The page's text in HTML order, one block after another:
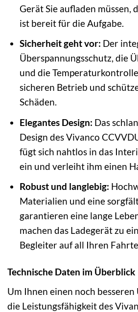
Gerät Sie aufladen müssen,
ist bereit für die Aufgabe.
Sicherheit geht vor: Der
Überspannungsschutz, die
und die
sicheren Betrieb und
Schäden.
Elegantes Design: Das
Design des Vivanco
fügt sich nahtlos in das
ein und verleiht ihm einen
Robust und langlebig:
Materialien und eine
garantieren eine lange
machen das Ladegerät zu
Begleiter auf all Ihren
Technische Daten im Überblick
Um Ihnen einen noch
die Leistungsfähigkeit des